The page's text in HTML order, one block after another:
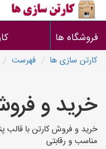
فروشگاه ها
کارتن سازی ها فهرست
خرید و
خرید و فروش کارتن با قالب
مناسب و رقابتی